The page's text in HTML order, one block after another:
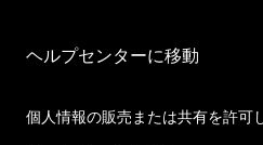
ヘルプセンターに移動
個人情報の販売または共有を許可